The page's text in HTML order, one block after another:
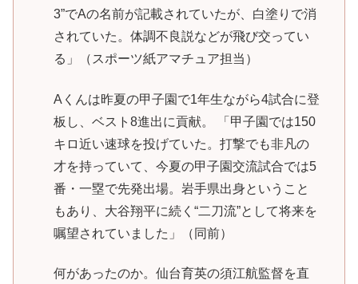
3”でAの名前が記載されていたが、白塗りで消
されていた。体調不良説などが飛び交ってい
る」（スポーツ紙アマチュア担当）
Aくんは昨夏の甲子園で1年生ながら4試合に登
板し、ベスト8進出に貢献。 「甲子園では150
キロ近い速球を投げていた。打撃でも非凡の
才を持っていて、今夏の甲子園交流試合では5
番・一塁で先発出場。岩手県出身ということ
もあり、大谷翔平に続く“二刀流”として将来を
嘱望されていました」（同前）
何があったのか。仙台育英の須江航監督を直